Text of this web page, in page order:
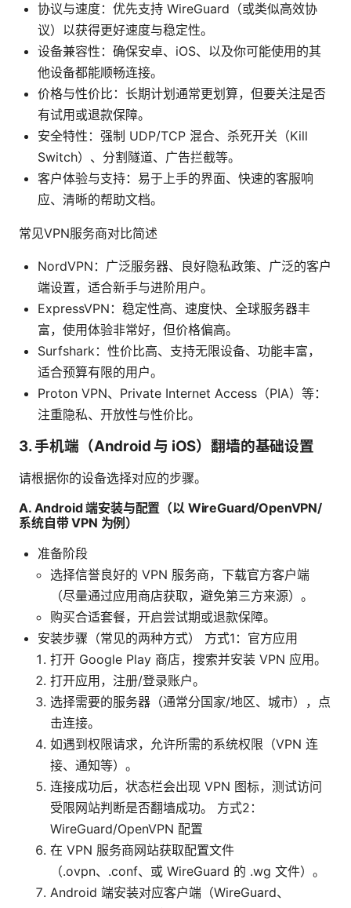
协议与速度：优先支持 WireGuard（或类似高效协
议）以获得更好速度与稳定性。
设备兼容性：确保安卓、iOS、以及你可能使用的其
他设备都能顺畅连接。
价格与性价比：长期计划通常更划算，但要关注是否
有试用或退款保障。
安全特性：强制 UDP/TCP 混合、杀死开关（Kill
Switch）、分割隧道、广告拦截等。
客户体验与支持：易于上手的界面、快速的客服响
应、清晰的帮助文档。
常见VPN服务商对比简述
NordVPN：广泛服务器、良好隐私政策、广泛的客户
端设置，适合新手与进阶用户。
ExpressVPN：稳定性高、速度快、全球服务器丰
富，使用体验非常好，但价格偏高。
Surfshark：性价比高、支持无限设备、功能丰富，
适合预算有限的用户。
Proton VPN、Private Internet Access（PIA）等：
注重隐私、开放性与性价比。
3. 手机端（Android 与 iOS）翻墙的基础设置
请根据你的设备选择对应的步骤。
A. Android 端安装与配置（以 WireGuard/OpenVPN/
系统自带 VPN 为例）
准备阶段
选择信誉良好的 VPN 服务商，下载官方客户端
（尽量通过应用商店获取，避免第三方来源）。
购买合适套餐，开启尝试期或退款保障。
安装步骤（常见的两种方式） 方式1：官方应用
打开 Google Play 商店，搜索并安装 VPN 应用。
打开应用，注册/登录账户。
选择需要的服务器（通常分国家/地区、城市），点
击连接。
如遇到权限请求，允许所需的系统权限（VPN 连
接、通知等）。
连接成功后，状态栏会出现 VPN 图标，测试访问
受限网站判断是否翻墙成功。 方式2：
WireGuard/OpenVPN 配置
在 VPN 服务商网站获取配置文件
（.ovpn、.conf、或 WireGuard 的 .wg 文件）。
Android 端安装对应客户端（WireGuard、